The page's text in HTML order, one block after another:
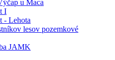
u Maca
I
- Lehota
lesov pozemkové
JAMK